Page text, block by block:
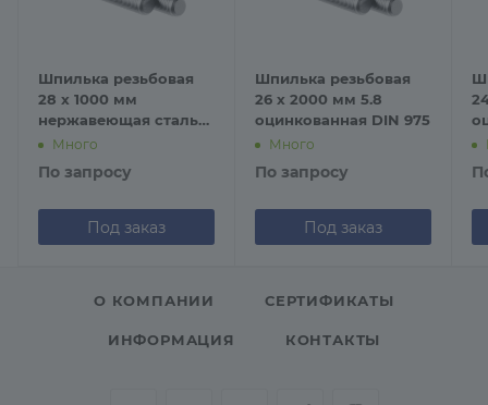
Шпилька резьбовая
28 х 1000 мм
нержавеющая сталь
А2 DIN 975
Много
По запросу
Под заказ
Шпилька резьбовая
26 х 2000 мм 5.8
оцинкованная DIN 975
Много
По запросу
Под заказ
О КОМПАНИИ СЕРТИФИКАТЫ
ИНФОРМАЦИЯ КОНТАКТЫ